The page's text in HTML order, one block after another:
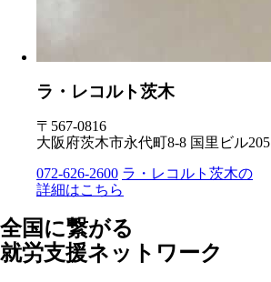
ラ・レコルト茨木
〒567-0816
大阪府茨木市永代町8-8 国里ビル205
072-626-2600 ラ・レコルト茨木の
詳細はこちら
全国に繋がる
就労支援ネットワーク